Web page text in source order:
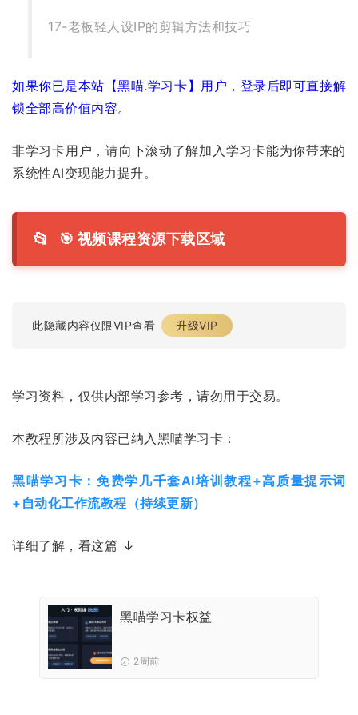
17-老板轻人设IP的剪辑方法和技巧
如果你已是本站【黑喵.学习卡】用户，登录后即可直接解
锁全部高价值内容。
非学习卡用户，请向下滚动了解加入学习卡能为你带来的
系统性AI变现能力提升。
📂 🎯 视频课程资源下载区域
此隐藏内容仅限VIP查看 升级VIP
学习资料，仅供内部学习参考，请勿用于交易。
本教程所涉及内容已纳入黑喵学习卡：
黑喵学习卡：免费学几千套AI培训教程+高质量提示词
+自动化工作流教程（持续更新）
详细了解，看这篇 ↓
黑喵学习卡权益
2周前